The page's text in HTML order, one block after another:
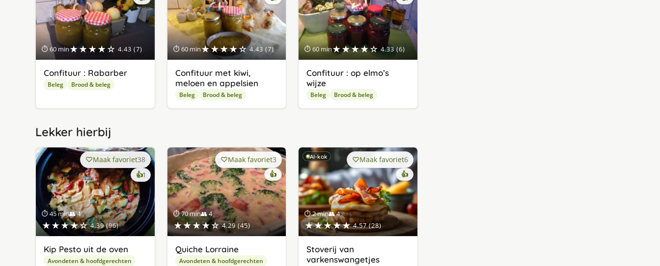
⏱ 60 min★★★★☆ 4.43 (7)
Confituur : Rabarber
Beleg Brood & beleg
⏱ 60 min★★★★☆ 4.43 (7)
Confituur met kiwi,
meloen en appelsien
Beleg Brood & beleg
⏱ 60 min★★★★☆ 4.33 (6)
Confituur : op elmo’s
wijze
Beleg Brood & beleg
Lekker hierbij
⏱ 45 min👥 4
★★★★☆ 4.39 (96)
Maak favoriet38
👍1keer
lekker
gevonden
Kip Pesto uit de oven
Avondeten & hoofdgerechten
⏱ 70 min👥 4
★★★★☆ 4.29 (45)
Maak favoriet3
👍
Quiche Lorraine
Avondeten & hoofdgerechten
AI-kok
⏱ 2 min👥 4
★★★★★ 4.57 (28)
Maak favoriet6
👍
Stoverij van
varkenswangetjes